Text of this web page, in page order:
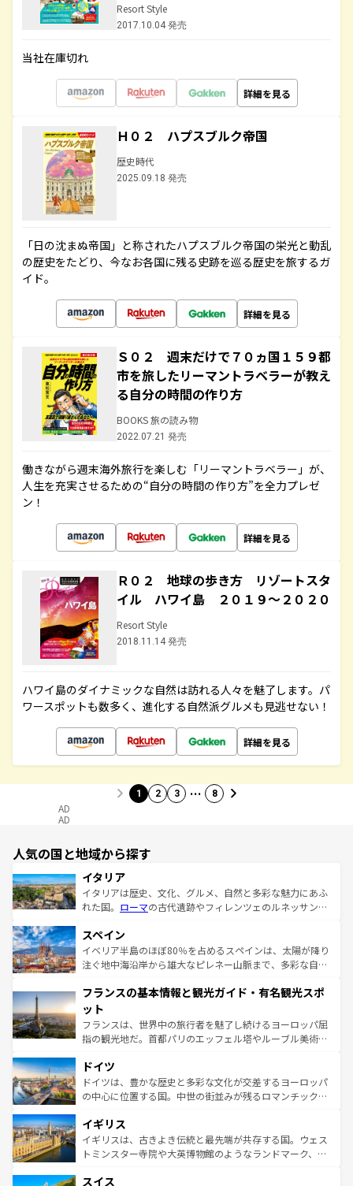
Resort Style
2017.10.04 発売
当社在庫切れ
詳細を見る
Ｈ０２ ハプスブルク帝国
歴史時代
2025.09.18 発売
「日の沈まぬ帝国」と称されたハプスブルク帝国の栄光と動乱
の歴史をたどり、今なお各国に残る史跡を巡る歴史を旅するガ
イド。
詳細を見る
Ｓ０２ 週末だけで７０ヵ国１５９都
市を旅したリーマントラベラーが教え
る自分の時間の作り方
BOOKS 旅の読み物
2022.07.21 発売
働きながら週末海外旅行を楽しむ「リーマントラベラー」が、
人生を充実させるための“自分の時間の作り方”を全力プレゼ
ン！
詳細を見る
Ｒ０２ 地球の歩き方 リゾートスタ
イル ハワイ島 ２０１９～２０２０
Resort Style
2018.11.14 発売
ハワイ島のダイナミックな自然は訪れる人々を魅了します。パ
ワースポットも数多く、進化する自然派グルメも見逃せない！
詳細を見る
1 2 3 … 8
AD
AD
人気の国と地域から探す
イタリア
イタリアは歴史、文化、グルメ、自然と多彩な魅力にあふ
れた国。 ローマの古代遺跡やフィレンツェのルネッサンス
ろん、トスカーナの美しい田園風景やアマルフィ海岸の絶
景など、自然景観も見逃せない。観光の合間には、本場の
ピザやパスタなど、絶品のイタリア料理を堪能することも
ませてくれるイタリアで、忘れられない旅をしてみよう！
なお、新着のイタリア情報は
しい。
スペイン
イベリア半島のほぼ80％を占めるスペインは、太陽が降り
注ぐ地中海沿岸から雄大なピレネー山脈まで、多彩な自然
文化が根付くこの国では、情熱的なフラメンコ、熱気あふ
れる闘牛、そして美味しいタパスが生活の一部となってい
る。首都マドリードの洗練された雰囲気や、バルセロナの
アートに溢れた街角から、地方では古代ローマ遺跡や中世
せる。地方によって風土や気候が異なるスペインはその個
性で訪れる人を魅了する。 なお、新着のスペイン情報は コ
ンテンツ一覧を参照してほしい。
フランスの基本情報と観光ガイド・有名観光スポ
ット
フランスは、世界中の旅行者を魅了し続けるヨーロッパ屈
指の観光地だ。首都パリのエッフェル塔やルーブル美術館
で、幅広い魅力が詰まっている。華麗な宮殿、歴史的な大
聖堂、美しいビーチ、そして豊かな自然が、訪れる者を心
から魅了する。また、フランスは美食の国としても知ら
いる。シャンパンの発祥地であるランス、プロヴァンスの
香り高いラベンダー畑など、多彩な楽しみ方が可能だ。さ
らに、パリ以外の地域にも魅力が溢れており、どの街角に
れる地方に足を運ぶとそれぞれで全く異なる文化を体験で
ドイツ
ドイツは、豊かな歴史と多彩な文化が交差するヨーロッパ
の中心に位置する国。中世の街並みが残るロマンチック街
顔を持つこの国は、どこを歩いても飽きることがない。ベ
ルリンの文化的活気、バイエルン州のアルプスの絶景、そ
してライン川沿いのワイン畑といった風景は必見。ビール
は、お酒好きな人にはぜひ体験してほしい。 なお、新着の
イギリス
イギリスは、古きよき伝統と最先端が共存する国。ウェス
トミンスター寺院や大英博物館のようなランドマーク、歴
リアごとに異なる魅力がある。また、優雅なアフタヌーン
スイス